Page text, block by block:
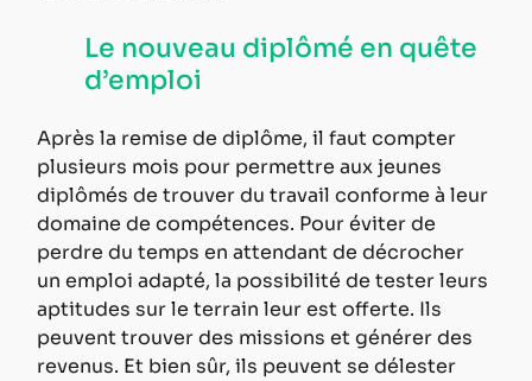
Le nouveau diplômé en quête
d’emploi
Après la remise de diplôme, il faut compter
plusieurs mois pour permettre aux jeunes
diplômés de trouver du travail conforme à leur
domaine de compétences. Pour éviter de
perdre du temps en attendant de décrocher
un emploi adapté, la possibilité de tester leurs
aptitudes sur le terrain leur est offerte. Ils
peuvent trouver des missions et générer des
revenus. Et bien sûr, ils peuvent se délester